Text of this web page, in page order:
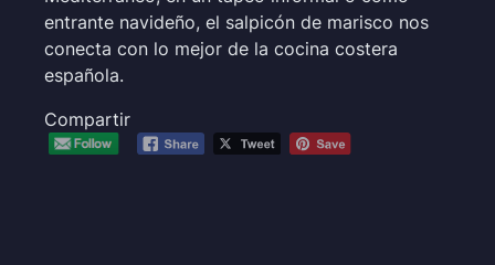
entrante navideño, el salpicón de marisco nos
conecta con lo mejor de la cocina costera
española.
Compartir